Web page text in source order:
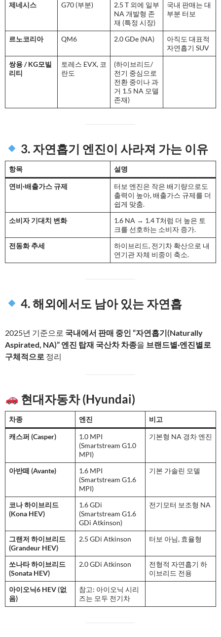
제네시스 G70 (부분)
2.5 T 외에 일부
NA 개발형 존
재 (특정 시장)
국내 판매는 대
부분 터보
르노코리아 QM6 2.0 GDe (NA)
아직도 대표적
자연흡기 SUV
쌍용 / KG모빌
리티
토레스 EVX, 코
란도
(하이브리드/
전기 중심으로
전환 중이나 과
거 1.5 NA 모델
존재)
3. 자연흡기 엔진이 사라져 가는 이유
항목 설명
연비·배출가스 규제
터보 엔진은 작은 배기량으로도
출력이 높아, 배출가스 규제를 더
쉽게 맞춤.
소비자 기대치 변화
1.6 NA → 1.4 T처럼 더 높은 토
크를 선호하는 소비자 증가.
전동화 추세
하이브리드, 전기차 확산으로 내
연기관 자체 비중이 축소.
4. 해외에서도 남아 있는 자연흡
2025년 기준으로 국내에서 판매 중인 “자연흡기(Naturally
Aspirated, NA)” 엔진 탑재 국산차 차종을 브랜드별·엔진별로
구체적으로 정리
현대자동차 (Hyundai)
차종 엔진 비고
캐스퍼 (Casper)
1.0 MPI
(Smartstream G1.0
MPI)
기본형 NA 경차 엔진
아반떼 (Avante)
1.6 MPI
(Smartstream G1.6
MPI)
기본 가솔린 모델
코나 하이브리드
(Kona HEV)
1.6 GDi
(Smartstream G1.6
GDi Atkinson)
전기모터 보조형 NA
그랜저 하이브리드
(Grandeur HEV)
2.5 GDi Atkinson 터보 아님, 효율형
쏘나타 하이브리드
(Sonata HEV)
2.0 GDi Atkinson
전형적 자연흡기 하
이브리드 전용
아이오닉6 HEV (없
음)
참고: 아이오닉 시리
즈는 모두 전기차